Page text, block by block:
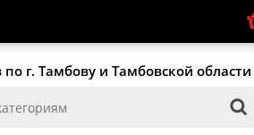
г. Тамбову и Тамбовской области